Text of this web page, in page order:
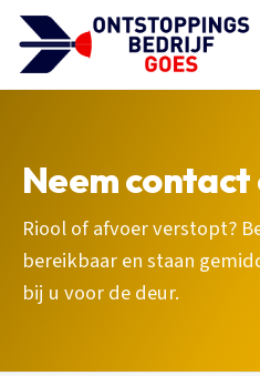
Neem contact
Riool of afvoer verstopt?
bereikbaar en staan
bij u voor de deur.